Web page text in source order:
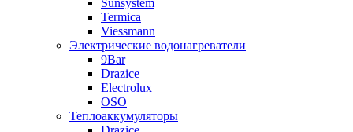
Sunsystem
Termica
Viessmann
Электрические водонагреватели
9Bar
Drazice
Electrolux
OSO
Теплоаккумуляторы